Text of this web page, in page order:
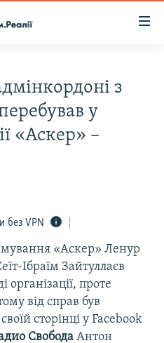
з
у
«Аскер» –
без VPN
«Аскер» Ленур
Ібраїм Зайтуллаєв
організації, проте
від справ був
сторінці у Facebook
Свобода Антон